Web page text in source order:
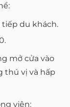
tiếp du khách.
mở cửa vào
thú vị và hấp
viên: